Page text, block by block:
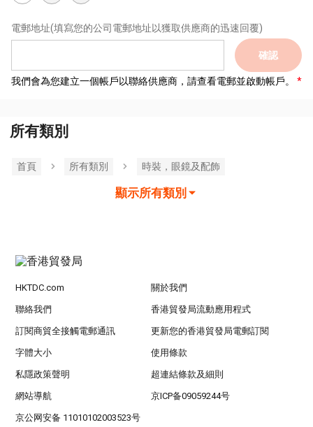
電郵地址(填寫您的公司電郵地址以獲取供應商的迅速回覆)
確認
我們會為您建立一個帳戶以聯絡供應商，請查看電郵並啟動帳戶。
所有類別
首頁 所有類別 時裝，眼鏡及配飾
顯示所有類別
HKTDC.com 關於我們
聯絡我們 香港貿發局流動應用程式
訂閱商貿全接觸電郵通訊 更新您的香港貿發局電郵訂閱
字體大小 使用條款
私隱政策聲明 超連結條款及細則
網站導航 京ICP备09059244号
京公网安备 11010102003523号